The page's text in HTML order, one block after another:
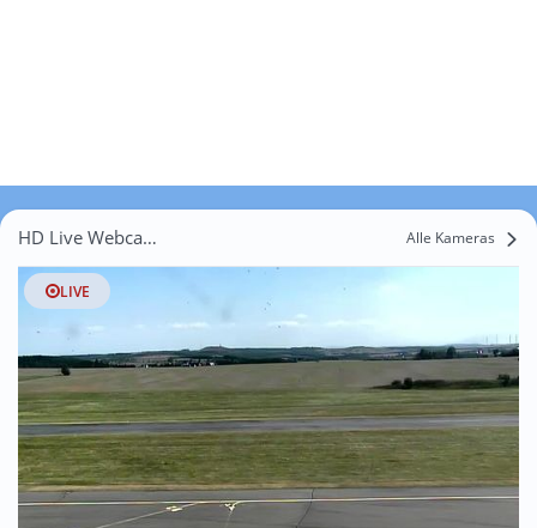
HD Live Webcams Trebnitz Alle Kameras
LIVE